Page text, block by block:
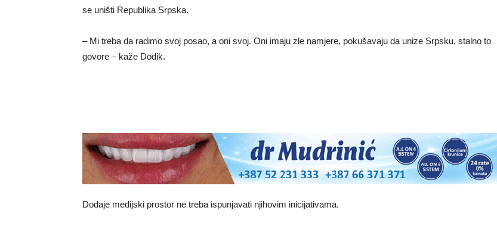
se uništi Republika Srpska.
– Mi treba da radimo svoj posao, a oni svoj. Oni imaju zle namjere, pokušavaju da unize Srpsku, stalno to
govore – kaže Dodik.
Dodaje medijski prostor ne treba ispunjavati njihovim inicijativama.